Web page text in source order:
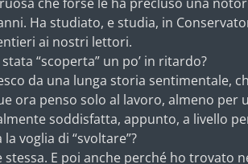
Ha studiato, e studia, in
ai nostri lettori.
“scoperta” un po’ in ritardo?
da una lunga storia sentimentale,
ora penso solo al lavoro, almeno per
soddisfatta, appunto, a livello
voglia di “svoltare”?
stessa. E poi anche perché ho